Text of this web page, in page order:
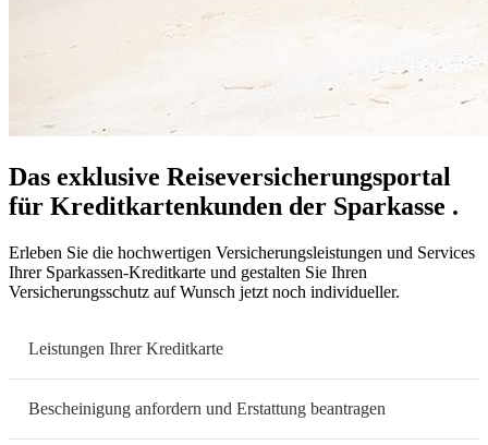
Das exklusive Reiseversicherungsportal
für Kreditkartenkunden der Sparkasse .
Erleben Sie die hochwertigen Versicherungsleistungen und Services
Ihrer Sparkassen-Kreditkarte und gestalten Sie Ihren
Versicherungsschutz auf Wunsch jetzt noch individueller.
Leistungen Ihrer Kreditkarte
Bescheinigung anfordern und Erstattung beantragen